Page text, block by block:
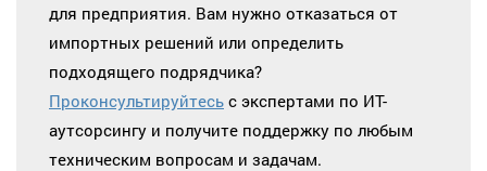
для предприятия. Вам нужно отказаться от
импортных решений или определить
подходящего подрядчика?
Проконсультируйтесь с экспертами по ИТ-
аутсорсингу и получите поддержку по любым
техническим вопросам и задачам.